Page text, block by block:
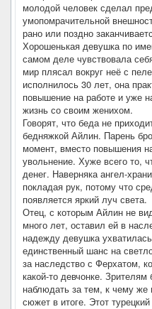
молодой человек сделал
умопомрачительной
рано или поздно
Хорошенькая девушка по
самом деле чувствовала
мир плясал вокруг неё с
исполнилось 30 лет, она
повышение на работе и уже
жизнь со своим женихом.
Говорят, что беда не
бедняжкой Айлин. Парень
момент, вместо повышения
увольнение. Хуже всего то,
денег. Наверняка ангел-
покладая рук, потому что
появляется яркий луч света.
Отец, с которым Айлин не
много лет, оставил ей в
надежду девушка
единственный шанс на
за наследство с Ферхатом,
какой-то девчонке.
наблюдать за тем, к чему же
сюжет в итоге. Этот